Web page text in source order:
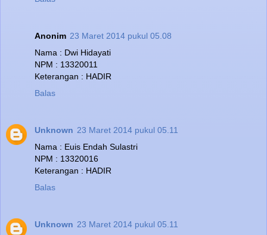
Anonim 23 Maret 2014 pukul 05.08
Nama : Dwi Hidayati
NPM : 13320011
Keterangan : HADIR
Balas
Unknown 23 Maret 2014 pukul 05.11
Nama : Euis Endah Sulastri
NPM : 13320016
Keterangan : HADIR
Balas
Unknown 23 Maret 2014 pukul 05.11